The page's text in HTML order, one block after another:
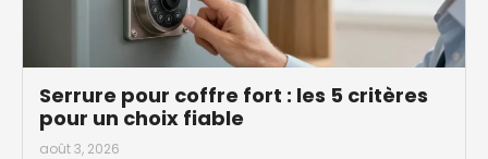
Serrure pour coffre fort : les 5 critères
pour un choix fiable
août 3, 2026